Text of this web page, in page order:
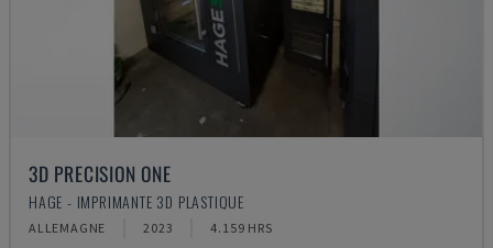
3D PRECISION ONE
HAGE - IMPRIMANTE 3D PLASTIQUE
ALLEMAGNE 2023 4.159 HRS